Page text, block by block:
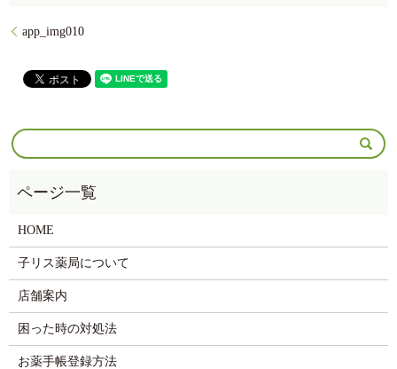
app_img010
HOME
子リス薬局について
店舗案内
困った時の対処法
お薬手帳登録方法